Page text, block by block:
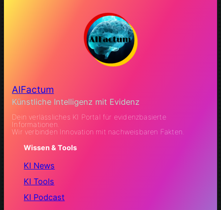
AIFactum
Künstliche Intelligenz mit Evidenz
Dein verlässliches KI Portal für evidenzbasierte
Informationen.
Wir verbinden Innovation mit nachweisbaren Fakten.
Wissen & Tools
KI News
KI Tools
KI Podcast